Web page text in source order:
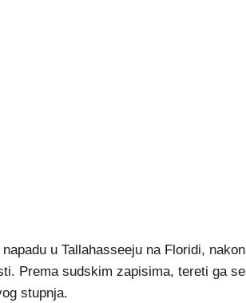
u Tallahasseeju na Floridi, nakon
Prema sudskim zapisima, tereti ga se
stupnja.